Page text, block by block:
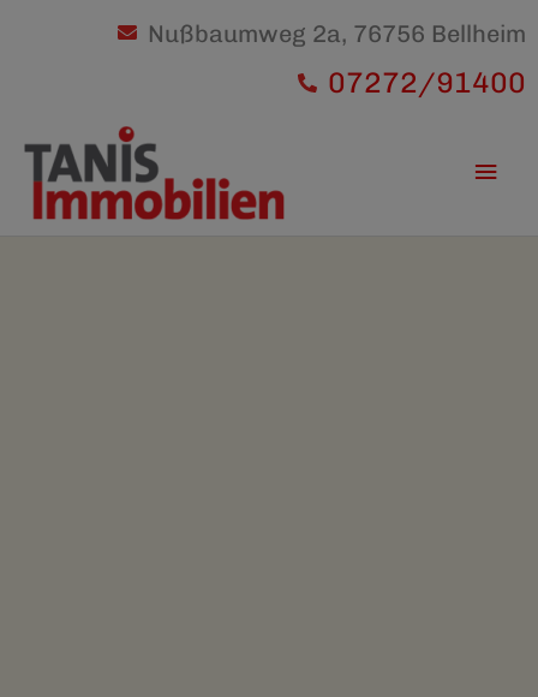
Nußbaumweg 2a, 76756 Bellheim
07272/91400